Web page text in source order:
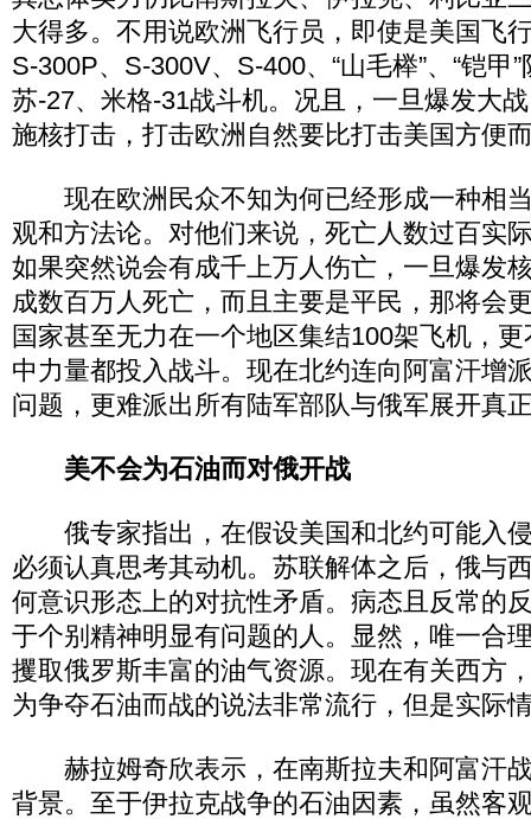
大得多。不用说欧洲飞行员，即使是美国飞
S-300P、S-300V、S-400、“山毛榉”、“铠甲
苏-27、米格-31战斗机。况且，一旦爆发大
施核打击，打击欧洲自然要比打击美国方便
现在欧洲民众不知为何已经形成一种相
观和方法论。对他们来说，死亡人数过百实
如果突然说会有成千上万人伤亡，一旦爆发
成数百万人死亡，而且主要是平民，那将会
国家甚至无力在一个地区集结100架飞机，
中力量都投入战斗。现在北约连向阿富汗增
问题，更难派出所有陆军部队与俄军展开真
美不会为石油而对俄开战
俄专家指出，在假设美国和北约可能入
必须认真思考其动机。苏联解体之后，俄与
何意识形态上的对抗性矛盾。病态且反常的
于个别精神明显有问题的人。显然，唯一合
攫取俄罗斯丰富的油气资源。现在有关西方
为争夺石油而战的说法非常流行，但是实际
赫拉姆奇欣表示，在南斯拉夫和阿富汗
背景。至于伊拉克战争的石油因素，虽然客